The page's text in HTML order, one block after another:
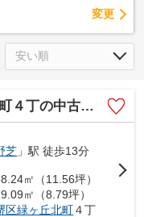
変更
の中古一戸建
芝 」駅 徒歩13分
㎡（11.56坪）
㎡（8.79坪）
区緑ヶ丘北町４丁